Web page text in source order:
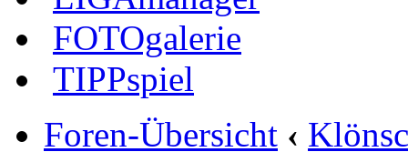
FOTOgalerie
TIPPspiel
Foren-Übersicht ‹